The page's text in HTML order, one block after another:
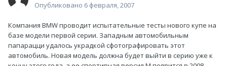
Опубликовано 6 февраля, 2007
Компания BMW проводит испытательные тесты нового купе на
базе модели первой серии. Западным автомобильным
папарацци удалось украдкой сфотографировать этот
автомобиль. Новая модель должна будет выйти в серию уже к